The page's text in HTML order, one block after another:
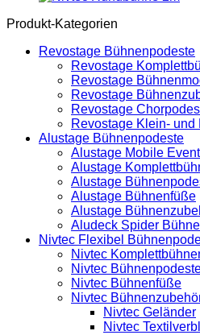
m,
2
Bühnenpodesten,
60
Outdoor,
geprüft,
Treppe
Transportrollen
Produkt-Kategorien
Revostage Bühnenpodeste
Revostage
Revostage
Revostage
Revostage
Revostage Klein- und
Alustage Bühnenpodeste
Alustage Mobile
Alustage
Alustage
Alustage Bühnenfüße
Alustage
Aludeck Spider
Nivtec Flexibel
Nivtec
Nivtec
Nivtec Bühnenfüße
Nivtec
Nivtec Geländer
Nivtec